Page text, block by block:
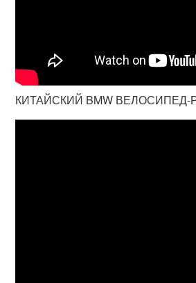
КИТАЙСКИЙ BMW ВЕЛОСИПЕД-